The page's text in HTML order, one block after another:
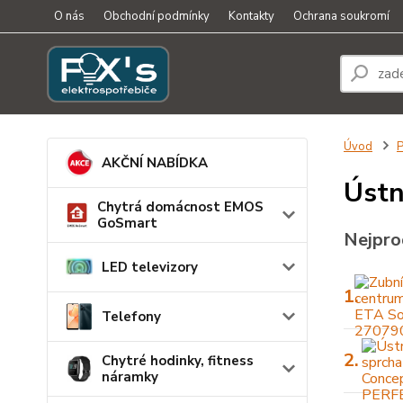
O nás Obchodní podmínky Kontakty Ochrana soukromí
AKČNÍ NABÍDKA
Chytrá domácnost EMOS
GoSmart
LED televizory
Telefony
Chytré hodinky, fitness
náramky
Úvod
1.
2.